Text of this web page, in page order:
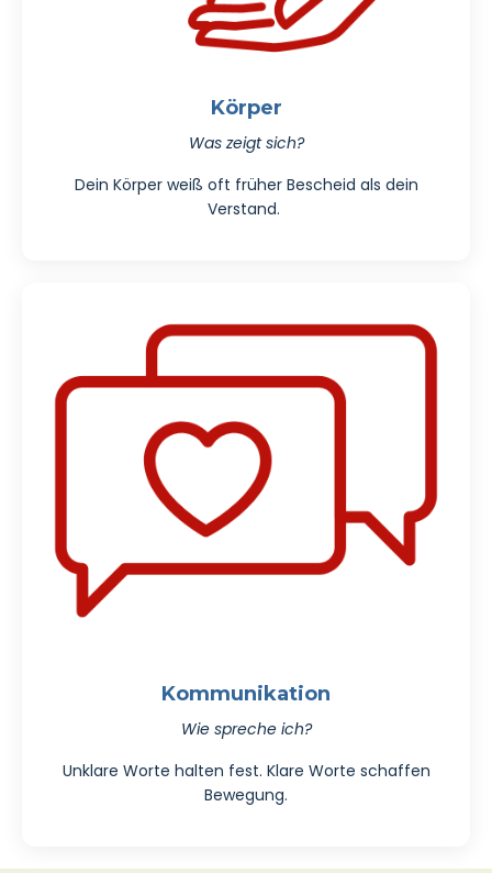
Körper
Was zeigt sich?
Dein Körper weiß oft früher Bescheid als dein
Verstand.
Kommunikation
Wie spreche ich?
Unklare Worte halten fest. Klare Worte schaffen
Bewegung.